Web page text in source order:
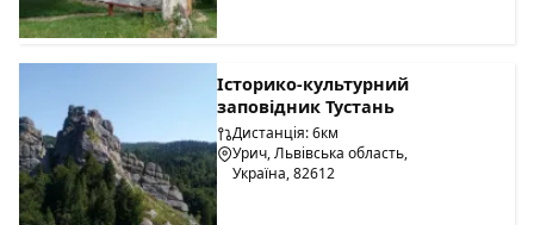
Історико-культурний
заповідник Тустань
Дистанція: 6км
Урич, Львівська область,
Україна, 82612